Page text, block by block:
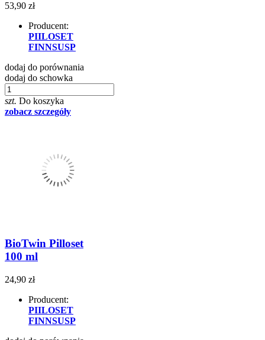
53,90 zł
Producent:
PIILOSET
FINNSUSP
dodaj do porównania
dodaj do schowka
szt. Do koszyka
zobacz szczegóły
BioTwin Pilloset
100 ml
24,90 zł
Producent:
PIILOSET
FINNSUSP